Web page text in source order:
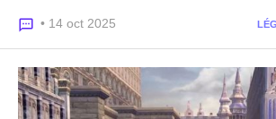
• 14 oct 2025